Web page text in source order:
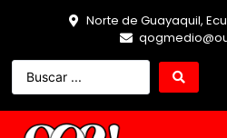
Norte de Guayaquil,